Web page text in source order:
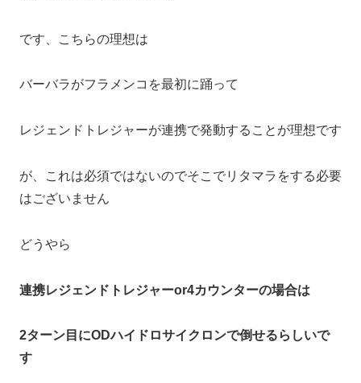
です、こちらの理想は
バーバラがフラメンコを最初に踊って
レジェンドトレジャーが連携で発動することが理想です
が、これは必須ではないのでそこでリタマラをする必要
はございません
どうやら
連携レジェンドトレジャーor4カウンターの場合は
2ターン目にODハイドロサイクロンで倒せるらしいで
す